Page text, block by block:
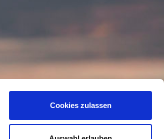
Cookies zulassen